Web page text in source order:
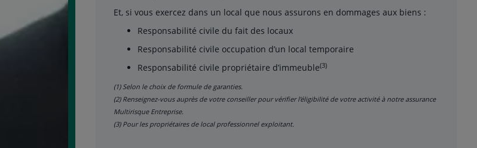
Et, si vous exercez dans un local que nous assurons en dommages aux biens :
Responsabilité civile du fait des locaux
Responsabilité civile occupation d’un local temporaire
Responsabilité civile propriétaire d’immeuble(3)
(1) Selon le choix de formule de garanties.
(2) Renseignez-vous auprès de votre conseiller pour vérifier l’éligibilité de votre activité à notre assurance
Multirisque Entreprise.
(3) Pour les propriétaires de local professionnel exploitant.